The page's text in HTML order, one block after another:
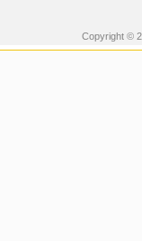
Copyright ©